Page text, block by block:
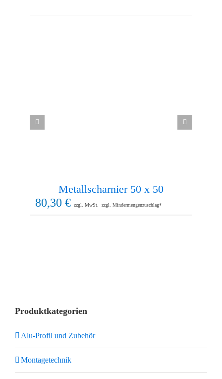
Metallscharnier 50 x 50
80,30 € zzgl. MwSt. zzgl. Mindermengenzuschlag*
Produktkategorien
Alu-Profil und Zubehör
Montagetechnik